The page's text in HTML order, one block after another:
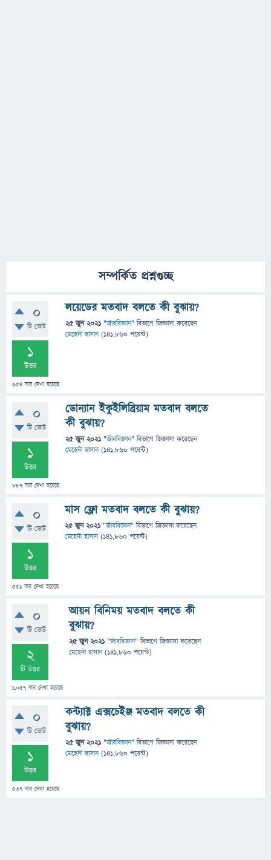
সম্পর্কিত প্রশ্নগুচ্ছ
0
টি ভোট
1
উত্তর
654 বার দেখা হয়েছে
লয়েডের মতবাদ বলতে কী বুঝায়?
25 জুন 2021 "জীববিজ্ঞান" বিভাগে জিজ্ঞাসাকরেছেন
মেহেদী হাসান (141,860 পয়েন্ট)
0
টি ভোট
1
উত্তর
887 বার দেখা হয়েছে
ডোন্যান ইকুইলিব্রিয়াম মতবাদ বলতে
কী বুঝায়?
25 জুন 2021 "জীববিজ্ঞান" বিভাগে জিজ্ঞাসাকরেছেন
মেহেদী হাসান (141,860 পয়েন্ট)
0
টি ভোট
1
উত্তর
551 বার দেখা হয়েছে
মাস ফ্লো মতবাদ বলতে কী বুঝায়?
25 জুন 2021 "জীববিজ্ঞান" বিভাগে জিজ্ঞাসাকরেছেন
মেহেদী হাসান (141,860 পয়েন্ট)
0
টি ভোট
2
টি উত্তর
1,057 বার দেখা হয়েছে
আয়ন বিনিময় মতবাদ বলতে কী
বুঝায়?
25 জুন 2021 "জীববিজ্ঞান" বিভাগে জিজ্ঞাসাকরেছেন
মেহেদী হাসান (141,860 পয়েন্ট)
0
টি ভোট
1
উত্তর
537 বার দেখা হয়েছে
কন্ট্যাক্ট এক্সচেইঞ্জ মতবাদ বলতে কী
বুঝায়?
25 জুন 2021 "জীববিজ্ঞান" বিভাগে জিজ্ঞাসাকরেছেন
মেহেদী হাসান (141,860 পয়েন্ট)